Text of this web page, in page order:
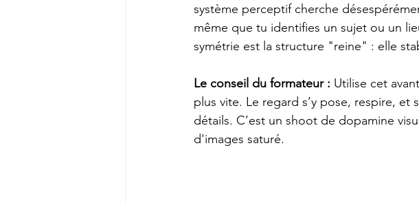
système perceptif cherche
même que tu identifies un sujet ou un
symétrie est la structure "reine" : elle
Le conseil du formateur : Utilise cet
plus vite. Le regard s’y pose, respire,
détails. C’est un shoot de dopamine
d'images saturé.